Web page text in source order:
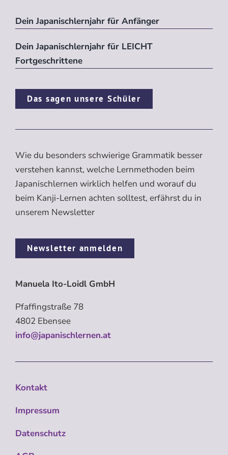
Dein Japanischlernjahr für Anfänger
Dein Japanischlernjahr für LEICHT
Fortgeschrittene
Das sagen unsere Schüler
Wie du besonders schwierige Grammatik besser
verstehen kannst, welche Lernmethoden beim
Japanischlernen wirklich helfen und worauf du
beim Kanji-Lernen achten solltest, erfährst du in
unserem Newsletter
Newsletter anmelden
Manuela Ito-Loidl GmbH
Pfaffingstraße 78
4802 Ebensee
info@japanischlernen.at
Kontakt
Impressum
Datenschutz